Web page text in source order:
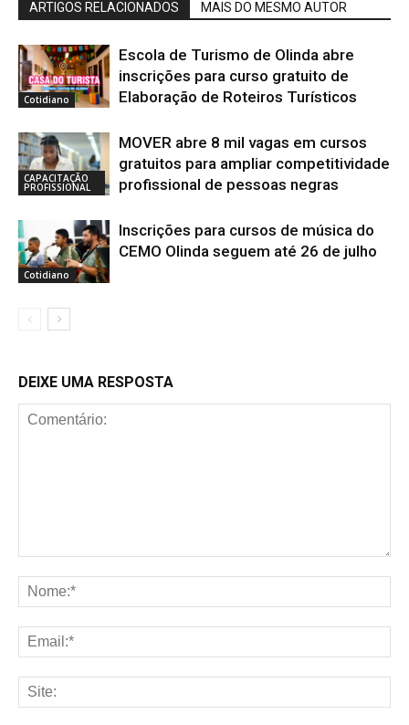
ARTIGOS RELACIONADOS MAIS DO MESMO AUTOR
Cotidiano
Escola de Turismo de Olinda abre
inscrições para curso gratuito de
Elaboração de Roteiros Turísticos
CAPACITAÇÃO
PROFISSIONAL
MOVER abre 8 mil vagas em cursos
gratuitos para ampliar competitividade
profissional de pessoas negras
Cotidiano
Inscrições para cursos de música do
CEMO Olinda seguem até 26 de julho
DEIXE UMA RESPOSTA